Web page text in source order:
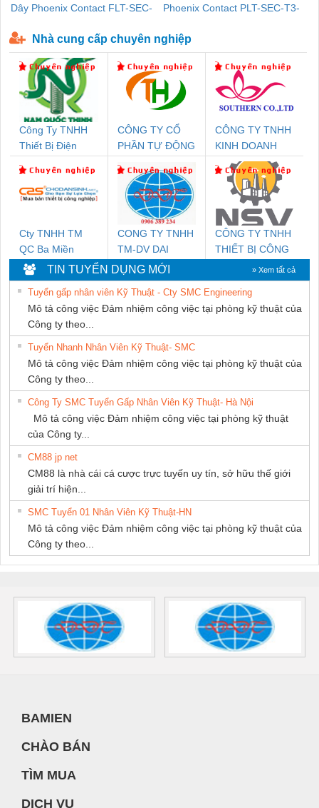
Dây Phoenix Contact FLT-SEC-
Phoenix Contact PLT-SEC-T3-
Nhà cung cấp chuyên nghiệp
Công Ty TNHH
Thiết Bị Điện
CÔNG TY CỔ
PHẦN TỰ ĐỘNG
CÔNG TY TNHH
KINH DOANH
DỊCH VỤ XNK
PHƯƠNG NAM
Cty TNHH TM
QC Ba Miền
CONG TY TNHH
TM-DV DAI
DONG THANH
CÔNG TY TNHH
THIẾT BỊ CÔNG
NGHIỆP NIHON
SETSUBI VIỆT
NAM
TIN TUYỂN DỤNG MỚI » Xem tất cả
Tuyển gấp nhân viên Kỹ Thuật - Cty SMC Engineering
Mô tả công việc Đảm nhiệm công việc tại phòng kỹ thuật của
Công ty theo...
Tuyển Nhanh Nhân Viên Kỹ Thuật- SMC
Mô tả công việc Đảm nhiệm công việc tại phòng kỹ thuật của
Công ty theo...
Công Ty SMC Tuyển Gấp Nhân Viên Kỹ Thuật- Hà Nội
Mô tả công việc Đảm nhiệm công việc tại phòng kỹ thuật
của Công ty...
CM88 jp net
CM88 là nhà cái cá cược trực tuyến uy tín, sở hữu thế giới
giải trí hiện...
SMC Tuyển 01 Nhân Viên Kỹ Thuật-HN
Mô tả công việc Đảm nhiệm công việc tại phòng kỹ thuật của
Công ty theo...
BAMIEN
CHÀO BÁN
TÌM MUA
DỊCH VỤ